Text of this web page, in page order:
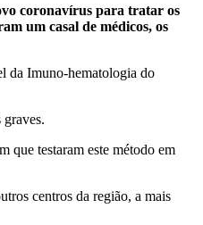
coronavírus para tratar os
um casal de médicos, os
da Imuno-hematologia do
que testaram este método em
centros da região, a mais